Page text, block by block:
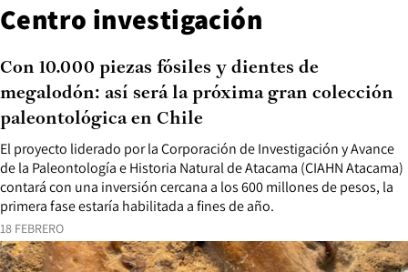
Centro investigación
18 FEBRERO
El proyecto liderado por la Corporación de Investigación y Avance
de la Paleontología e Historia Natural de Atacama (CIAHN Atacama)
contará con una inversión cercana a los 600 millones de pesos, la
primera fase estaría habilitada a fines de año.
Con 10.000 piezas fósiles y dientes de
megalodón: así será la próxima gran colección
paleontológica en Chile